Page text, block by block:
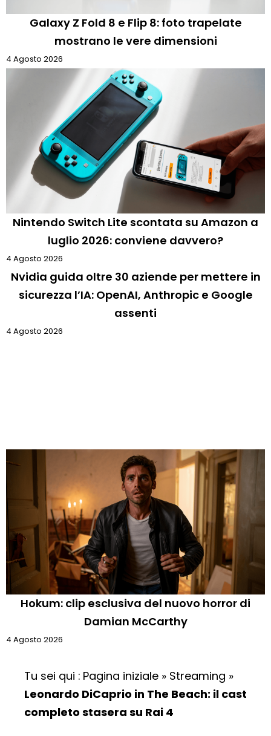
Galaxy Z Fold 8 e Flip 8: foto trapelate
mostrano le vere dimensioni
4 Agosto 2026
Nintendo Switch Lite scontata su Amazon a
luglio 2026: conviene davvero?
4 Agosto 2026
Nvidia guida oltre 30 aziende per mettere in
sicurezza l’IA: OpenAI, Anthropic e Google
assenti
4 Agosto 2026
Hokum: clip esclusiva del nuovo horror di
Damian McCarthy
4 Agosto 2026
Tu sei qui : Pagina iniziale » Streaming »
Leonardo DiCaprio in The Beach: il cast
completo stasera su Rai 4